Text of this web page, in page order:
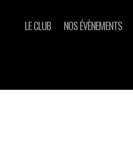
LE CLUB NOS ÉVÈNEMENTS